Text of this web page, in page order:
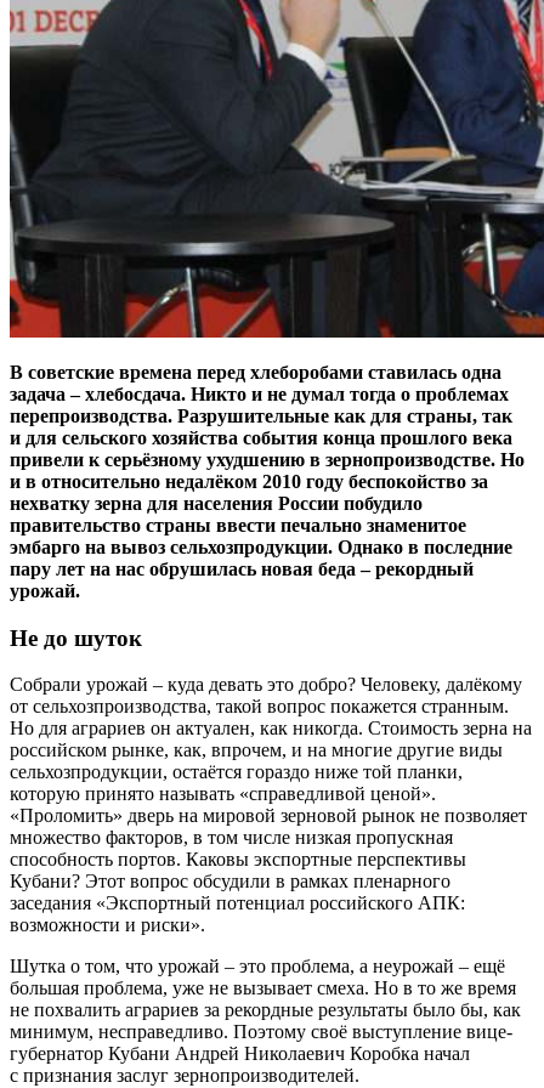
В советские времена перед хлеборобами ставилась одна
задача – хлебосдача. Никто и не думал тогда о проблемах
перепроизводства. Разрушительные как для страны, так
и для сельского хозяйства события конца прошлого века
привели к серьёзному ухудшению в зернопроизводстве. Но
и в относительно недалёком 2010 году беспокойство за
нехватку зерна для населения России побудило
правительство страны ввести печально знаменитое
эмбарго на вывоз сельхозпродукции. Однако в последние
пару лет на нас обрушилась новая беда – рекордный
урожай.
Не до шуток
Собрали урожай – куда девать это добро? Человеку, далёкому
от сельхозпроизводства, такой вопрос покажется странным.
Но для аграриев он актуален, как никогда. Стоимость зерна на
российском рынке, как, впрочем, и на многие другие виды
сельхозпродукции, остаётся гораздо ниже той планки,
которую принято называть «справедливой ценой».
«Проломить» дверь на мировой зерновой рынок не позволяет
множество факторов, в том числе низкая пропускная
способность портов. Каковы экспортные перспективы
Кубани? Этот вопрос обсудили в рамках пленарного
заседания «Экспортный потенциал российского АПК:
возможности и риски».
Шутка о том, что урожай – это проблема, а неурожай – ещё
большая проблема, уже не вызывает смеха. Но в то же время
не похвалить аграриев за рекордные результаты было бы, как
минимум, несправедливо. Поэтому своё выступление вице-
губернатор Кубани Андрей Николаевич Коробка начал
с признания заслуг зернопроизводителей.